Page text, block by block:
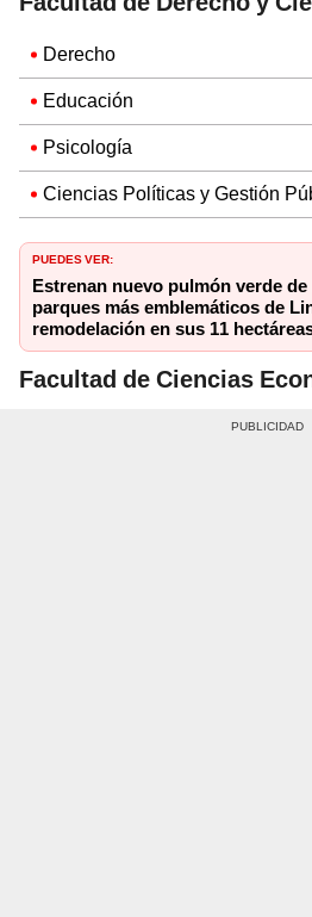
Derecho
Educación
Psicología
Ciencias Políticas y Gestión
PUEDES VER:
Estrenan nuevo pulmón verde
parques más emblemáticos de
remodelación en sus 11
Facultad de Ciencias